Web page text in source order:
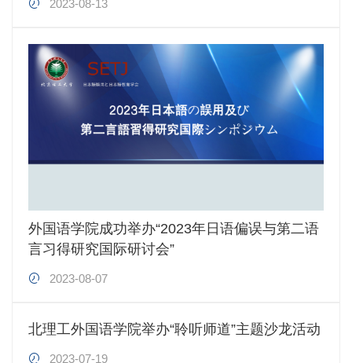
2023-08-13
外国语学院成功举办“2023年日语偏误与第二语
言习得研究国际研讨会”
2023-08-07
北理工外国语学院举办“聆听师道”主题沙龙活动
2023-07-19